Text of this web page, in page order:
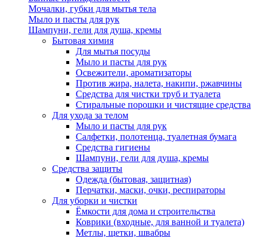
Мочалки, губки для мытья тела
Мыло и пасты для рук
Шампуни, гели для душа, кремы
Бытовая химия
Для мытья посуды
Мыло и пасты для рук
Освежители, ароматизаторы
Против жира, налета, накипи, ржавчины
Средства для чистки труб и туалета
Стиральные порошки и чистящие средства
Для ухода за телом
Мыло и пасты для рук
Салфетки, полотенца, туалетная бумага
Средства гигиены
Шампуни, гели для душа, кремы
Средства защиты
Одежда (бытовая, защитная)
Перчатки, маски, очки, респираторы
Для уборки и чистки
Ёмкости для дома и строительства
Коврики (входные, для ванной и туалета)
Метлы, щетки, швабры